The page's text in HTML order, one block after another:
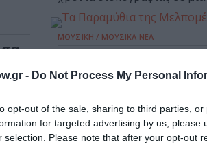
- Do Not Process My Personal
opt-out of the sale, sharing to third parties,
for targeted advertising by us, please
selection. Please note that after your opt-out
ΜΟΥΣΙΚΗ / ΜΟΥΣΙΚΑ ΝΕΑ
άλμπουμ από τον
Με τίτλο «Τα Παραμύθια
δίσκος από τα Καλογεράκια!